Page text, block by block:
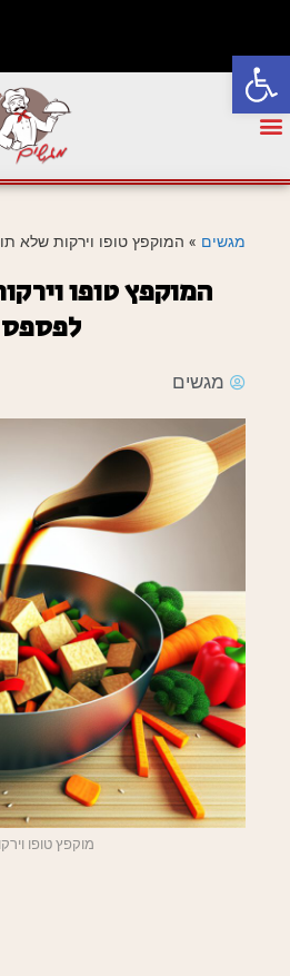
פתח סרגל נגישות
מגשים » המוקפץ טופו וירקות שלא
המוקפץ טופו
לפספס
מגשים
מוקפץ טופו